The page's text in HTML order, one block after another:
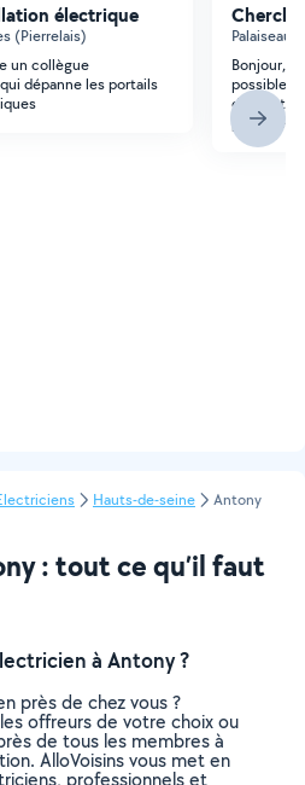
électrique
(Pierrelais)
un collègue
dépanne les portails
Palaiseau
Bonjour,
possible
proposer
Hauts-de-seine Antony
: tout ce qu’il faut
à Antony ?
près de chez vous ?
offreurs de votre choix ou
de tous les membres à
AlloVoisins vous met en
professionnels et